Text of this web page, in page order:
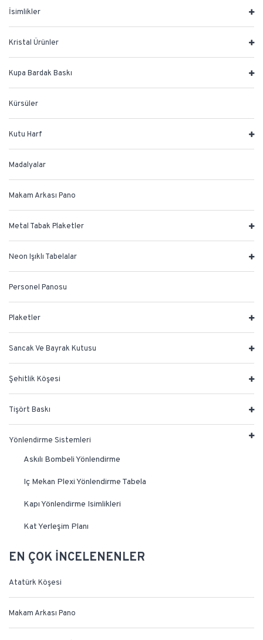
İsimlikler
Kristal Ürünler
Kupa Bardak Baskı
Kürsüler
Kutu Harf
Madalyalar
Makam Arkası Pano
Metal Tabak Plaketler
Neon Işıklı Tabelalar
Personel Panosu
Plaketler
Sancak Ve Bayrak Kutusu
Şehitlik Köşesi
Tişört Baskı
Yönlendirme Sistemleri
Askılı Bombeli Yönlendirme
Iç Mekan Plexi Yönlendirme Tabela
Kapı Yönlendirme Isimlikleri
Kat Yerleşim Planı
EN ÇOK İNCELENENLER
Atatürk Köşesi
Makam Arkası Pano